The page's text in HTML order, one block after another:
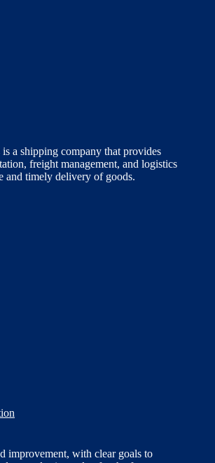
a shipping company that provides
freight management, and logistics
and timely delivery of goods.
improvement, with clear goals to